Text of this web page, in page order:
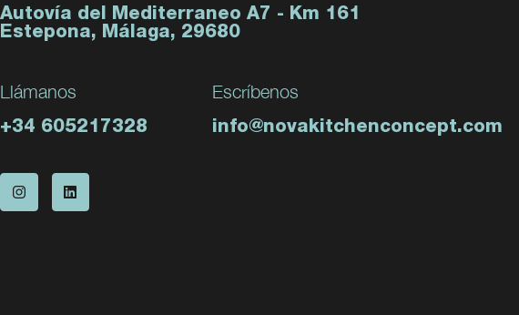
Autovía del Mediterraneo A7 - Km 161
Estepona, Málaga, 29680
Llámanos
+34 605217328
Escríbenos
info@novakitchenconcept.com